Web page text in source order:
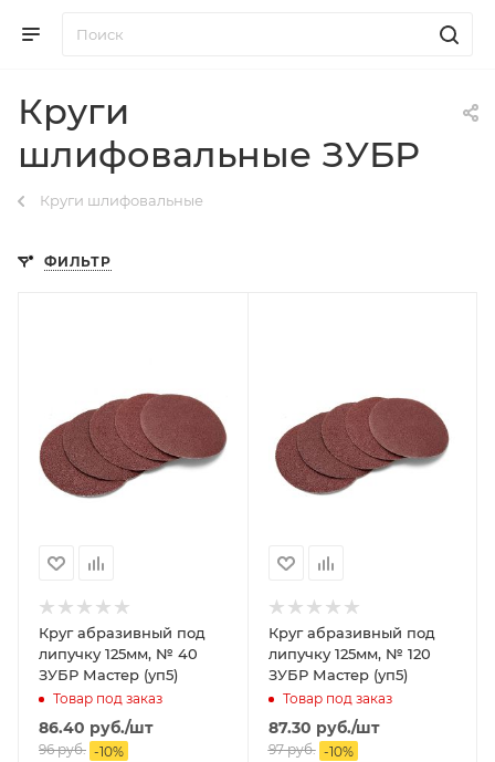
Круги
шлифовальные ЗУБР
Круги шлифовальные
ФИЛЬТР
Круг абразивный под
липучку 125мм, № 40
ЗУБР Мастер (уп5)
Товар под заказ
86.40 руб./шт
96руб. -10%
Круг абразивный под
липучку 125мм, № 120
ЗУБР Мастер (уп5)
Товар под заказ
87.30 руб./шт
97руб. -10%